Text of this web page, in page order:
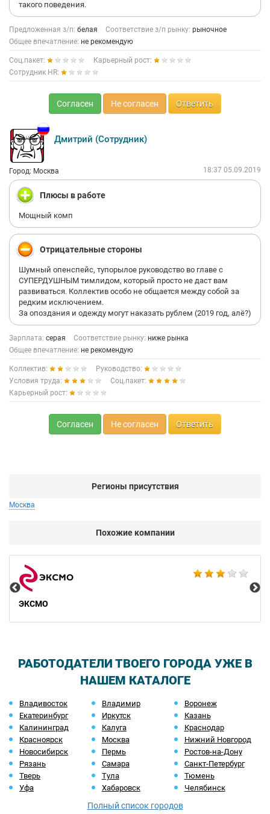
такого поведения.
Предложенная з/п: белая Соответствие з/п рынку: рыночное
Общее впечатление: не рекомендую
Соц.пакет:
Карьерный рост:
Сотрудник HR:
Согласен Не согласен Ответить
Дмитрий (Сотрудник)
Город: Москва 18:37 05.09.2019
Плюсы в работе
Мощный комп
Отрицательные стороны
Шумный опенспейс, тупорылое руководство во главе с
СУПЕРДУШНЫМ тимлидом, который просто не даст вам
развиваться. Коллектив особо не общается между собой за
редким исключением.
За опоздания и одежду могут наказать рублем (2019 год, алё?)
Зарплата: серая Соответствие рынку: ниже рынка
Общее впечатление: не рекомендую
Коллектив:
Руководство:
Условия труда:
Соц.пакет:
Карьерный рост:
Согласен Не согласен Ответить
Регионы присутствия
Москва
Похожие компании
ЭКСМО
РАБОТОДАТЕЛИ ТВОЕГО ГОРОДА УЖЕ В
НАШЕМ КАТАЛОГЕ
Владивосток Владимир
Воронеж
Екатеринбург
Иркутск
Казань
Калининград
Калуга
Краснодар
Красноярск
Москва
Нижний Новгород
Новосибирск
Пермь
Ростов-на-Дону
Рязань
Самара
Санкт-Петербург
Тверь
Тула
Тюмень
Уфа
Хабаровск Челябинск
Полный список городов